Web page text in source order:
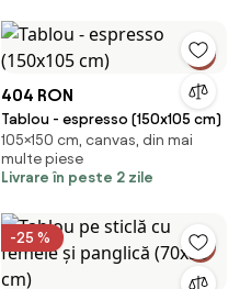
404 RON
Tablou - espresso (150x105 cm)
105×150 cm, canvas, din mai
multe piese
Livrare în peste 2 zile
-25 %